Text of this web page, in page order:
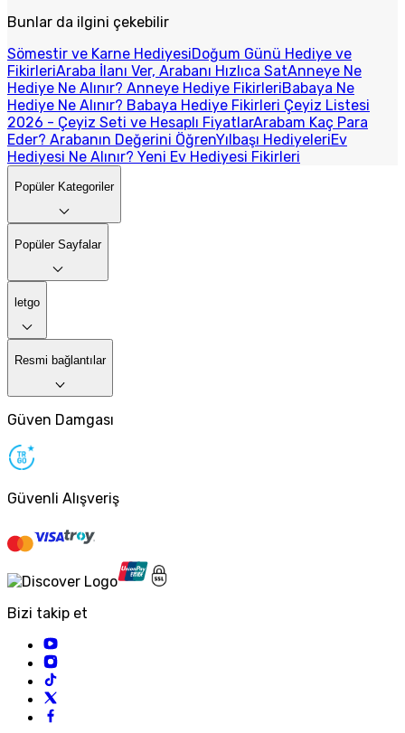
Bunlar da ilgini çekebilir
Sömestir ve Karne HediyesiDoğum Günü Hediye ve
FikirleriAraba İlanı Ver, Arabanı Hızlıca SatAnneye Ne
Hediye Ne Alınır? Anneye Hediye FikirleriBabaya Ne
Hediye Ne Alınır? Babaya Hediye Fikirleri Çeyiz Listesi
2026 - Çeyiz Seti ve Hesaplı FiyatlarArabam Kaç Para
Eder? Arabanın Değerini ÖğrenYılbaşı HediyeleriEv
Hediyesi Ne Alınır? Yeni Ev Hediyesi Fikirleri
Popüler Kategoriler
Popüler Sayfalar
letgo
Resmi bağlantılar
Güven Damgası
Güvenli Alışveriş
Bizi takip et